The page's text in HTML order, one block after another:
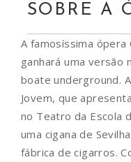
SOBRE A
A famosíssima
ganhará uma versão
boate underground.
Jovem, que
no Teatro da Escola
uma cigana de
fábrica de cigarros.